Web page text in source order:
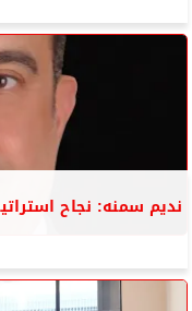
نديم سمنه: نجاح